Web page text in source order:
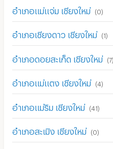
อำเภอแม่แจ่ม เชียงใหม่ (0)
อำเภอเชียงดาว เชียงใหม่ (1)
อำเภอดอยสะเก็ด เชียงใหม่ (7)
อำเภอแม่แตง เชียงใหม่ (4 )
อำเภอแม่ริม เชียงใหม่ (41)
อำเภอสะเมิง เชียงใหม่ (0)